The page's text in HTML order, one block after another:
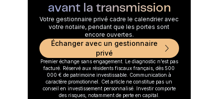
avant la transmission
Votre gestionnaire privé cadre le calendrier avec
votre notaire, pendant que les portes sont
encore ouvertes.
Échanger avec un gestionnaire
privé
Premier échange sans engagement. Le diagnostic n'est pas
facturé. Réservé aux résidents fiscaux français, dès 500
000 € de patrimoine investissable. Communication à
caractère promotionnel. Cet article ne constitue pas un
conseil en investissement personnalisé. Investir comporte
des risques, notamment de perte en capital.